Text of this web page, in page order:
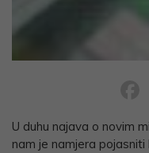
U duhu najava o novim
nam je namjera